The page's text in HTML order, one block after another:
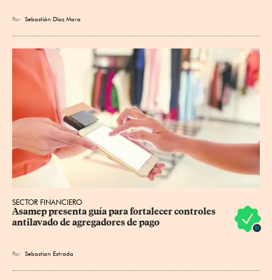
Por Sebastián Díaz Mora
SECTOR FINANCIERO
Asamep presenta guía para fortalecer controles
antilavado de agregadores de pago
Por Sebastian Estrada